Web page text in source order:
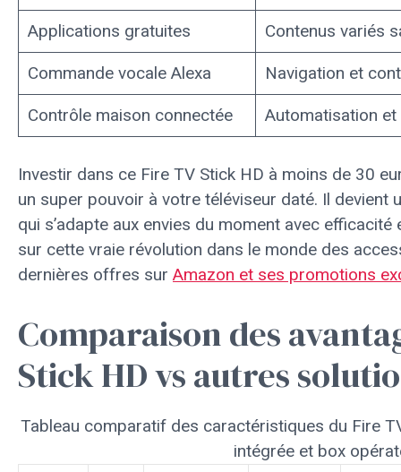
Applications gratuites Contenus variés
Commande vocale Alexa Navigation et
Contrôle maison connectée Automatisation
Investir dans ce Fire TV Stick HD à moins de 30
un super pouvoir à votre téléviseur daté. Il devient
qui s’adapte aux envies du moment avec
sur cette vraie révolution dans le monde des
dernières offres sur Amazon et ses promotions
Comparaison des
Stick HD vs autres
Tableau comparatif des caractéristiques du Fire
intégrée et box